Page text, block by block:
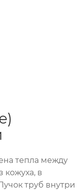
тепла между
кожуха, в
труб внутри